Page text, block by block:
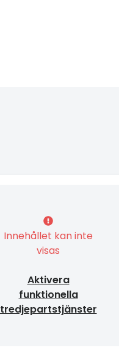
Innehållet kan inte
visas
Aktivera
funktionella
tredjepartstjänster